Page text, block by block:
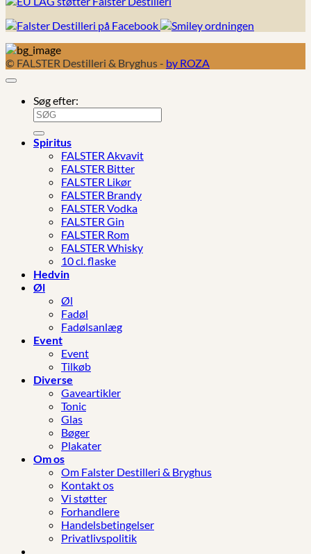
© FALSTER Destilleri & Bryghus - by ROZA
Søg efter:
Spiritus
FALSTER Akvavit
FALSTER Bitter
FALSTER Likør
FALSTER Brandy
FALSTER Vodka
FALSTER Gin
FALSTER Rom
FALSTER Whisky
10 cl. flaske
Hedvin
Øl
Øl
Fadøl
Fadølsanlæg
Event
Event
Tilkøb
Diverse
Gaveartikler
Tonic
Glas
Bøger
Plakater
Om os
Om Falster Destilleri & Bryghus
Kontakt os
Vi støtter
Forhandlere
Handelsbetingelser
Privatlivspolitik